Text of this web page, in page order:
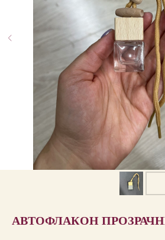
АВТОФЛАКОН